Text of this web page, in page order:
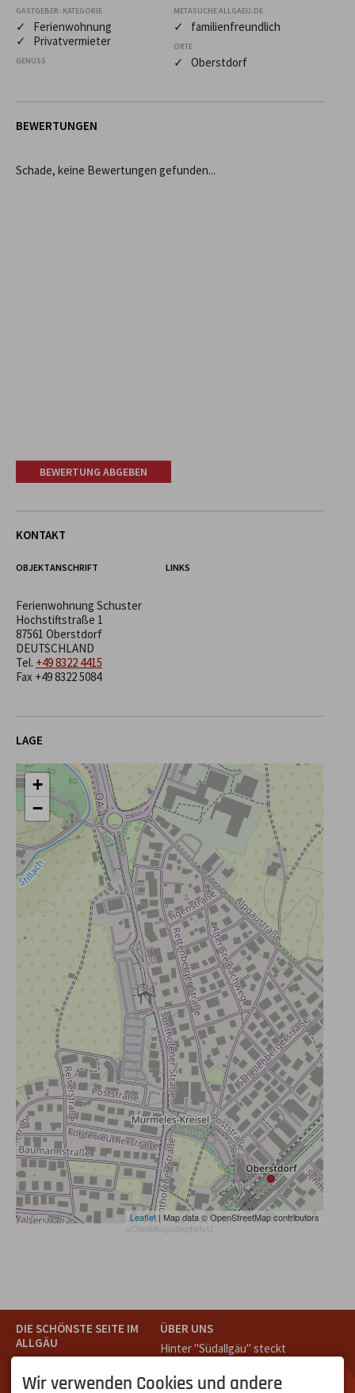
GASTGEBER: KATEGORIE
✓ Ferienwohnung
✓ Privatvermieter
GENUSS
METASUCHE ALLGAEU.DE
✓ familienfreundlich
ORTE
✓ Oberstdorf
BEWERTUNGEN
Schade, keine Bewertungen gefunden...
BEWERTUNG ABGEBEN
KONTAKT
OBJEKTANSCHRIFT
Ferienwohnung Schuster
Hochstiftstraße 1
87561 Oberstdorf
DEUTSCHLAND
Tel. +49 8322 4415
Fax +49 8322 5084
LINKS
LAGE
+
−
Leaflet| Map data © OpenStreetMap contributors
vOIkobKuyulfkpbvIvU
DIE SCHÖNSTE SEITE IM
ALLGÄU
Teil des Oberallgäus. Es
ÜBER UNS
Hinter "Südallgäu" steckt
Oberstdorf.
Wir verwenden Cookies und andere